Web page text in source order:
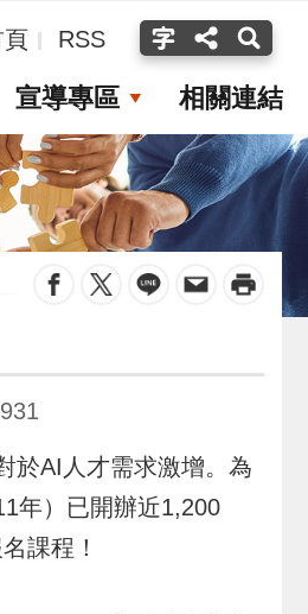
頁 RSS
宣導專區 相關連結
AI人才需求激增。為
年）已開辦近1,200
課程！